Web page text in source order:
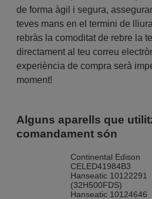
de forma àgil i segura,
teves mans en el termini de
rebràs la comoditat de rebre la
directament al teu correu
experiència de compra serà
moment!
Alguns aparells que
comandament són
Continental Edison
CELED41984B3
Hanseatic 10122291
(32H500FDS)
Hanseatic 10124646